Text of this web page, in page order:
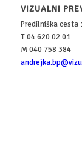
VIZUALNI
Predilniška cesta
T 04 620 02 01
M 040 758 384